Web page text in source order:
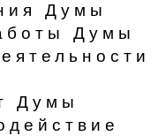
Думы
Думы
Думы